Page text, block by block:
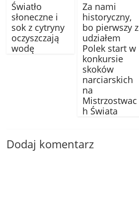
Światło
słoneczne i
sok z cytryny
oczyszczają
wodę
Za nami
historyczny,
bo pierwszy z
udziałem
Polek start w
konkursie
skoków
narciarskich
na
Mistrzostwac
h Świata
Dodaj komentarz